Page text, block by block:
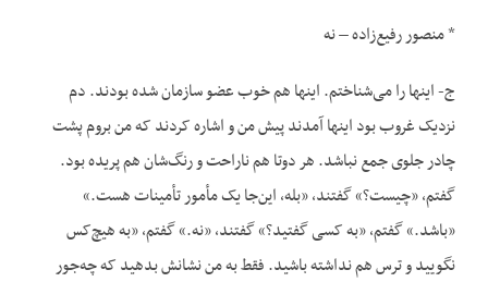
* منصور رفیع‌زاده – نه
ج- اینها را می‌شناختم. اینها هم خوب عضو سازمان شده بودند. دم
نزدیک غروب بود اینها آمدند پیش من و اشاره کردند که من بروم پشت
چادر جلوی جمع نباشد. هر دوتا هم ناراحت و رنگ‌شان هم پریده بود.
گفتم، «چیست؟» گفتند، «بله، این‌جا یک مأمور تأمینات هست.»
«باشد.» گفتم، «به کسی گفتید؟» گفتند، «نه.» گفتم، «به هیچ‌کس
نگویید و ترس هم نداشته باشید. فقط به من نشانش بدهید که چه‌جور